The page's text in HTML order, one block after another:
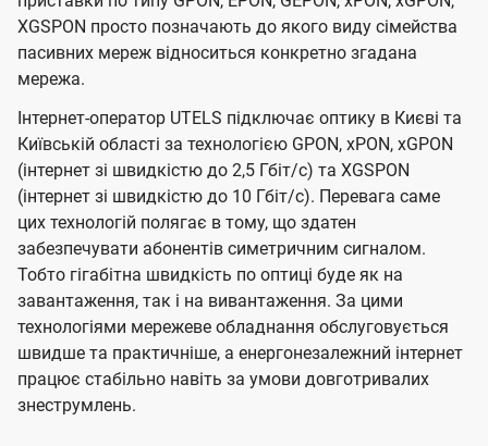
XGSPON просто позначають до якого виду сімейства
пасивних мереж відноситься конкретно згадана
мережа.
Інтернет-оператор UTELS підключає оптику в Києві та
Київській області за технологією GPON, xPON, xGPON
(інтернет зі швидкістю до 2,5 Гбіт/с) та XGSPON
(інтернет зі швидкістю до 10 Гбіт/с). Перевага саме
цих технологій полягає в тому, що здатен
забезпечувати абонентів симетричним сигналом.
Тобто гігабітна швидкість по оптиці буде як на
завантаження, так і на вивантаження. За цими
технологіями мережеве обладнання обслуговується
швидше та практичніше, а енергонезалежний інтернет
працює стабільно навіть за умови довготривалих
знеструмлень.